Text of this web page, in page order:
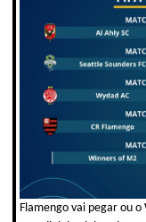
Flamengo vai pegar ou